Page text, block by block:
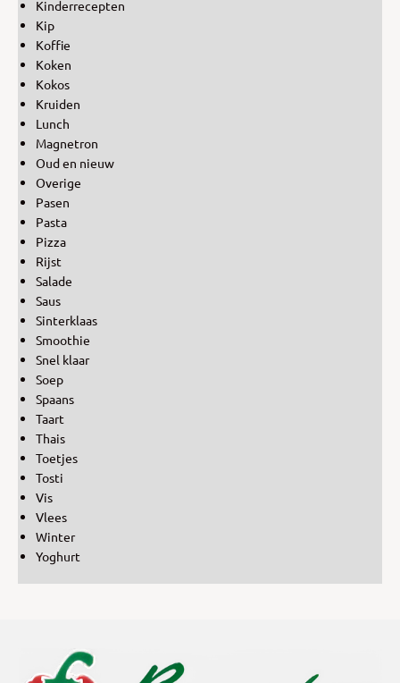
Kinderrecepten
Kip
Koffie
Koken
Kokos
Kruiden
Lunch
Magnetron
Oud en nieuw
Overige
Pasen
Pasta
Pizza
Rijst
Salade
Saus
Sinterklaas
Smoothie
Snel klaar
Soep
Spaans
Taart
Thais
Toetjes
Tosti
Vis
Vlees
Winter
Yoghurt